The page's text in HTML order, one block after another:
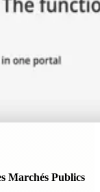
Marchés Publics